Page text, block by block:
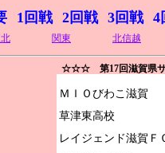
1回戦 2回戦 3回戦 4
関東 北信越
☆☆☆ 第17回滋賀県
ＭＩＯびわこ滋賀
草津東高校
レイジェンド滋賀Ｆ